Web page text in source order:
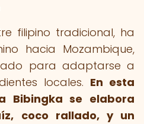
filipino tradicional, ha
hacia Mozambique,
para adaptarse a
locales. En esta
Bibingka se elabora
coco rallado, y un